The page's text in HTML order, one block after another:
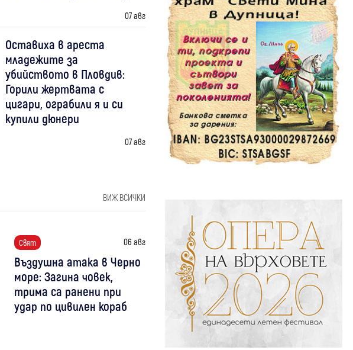
07 авг
Оставиха в ареста
младежите за
убийството в Пловдив:
Горили жертвата с
цигари, ограбили я и си
купили дюнери
07 авг
ВИЖ ВСИЧКИ
Свят 06 авг
Въздушна атака в Черно
море: Загина човек,
трима са ранени при
удар по цивилен кораб